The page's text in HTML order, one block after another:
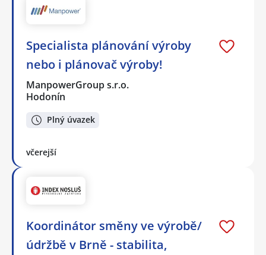
Specialista plánování výroby
nebo i plánovač výroby!
ManpowerGroup s.r.o.
Hodonín
Plný úvazek
včerejší
Koordinátor směny ve výrobě/
údržbě v Brně - stabilita,